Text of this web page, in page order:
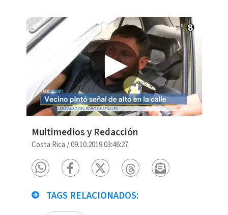
Multimedios y Redacción
Costa Rica /09.10.2019 03:46:27
TAGS RELACIONADOS: